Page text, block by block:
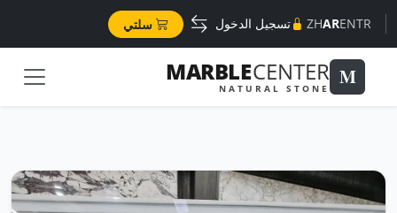
TR
EN
AR
ZH تسجيل الدخول سلتي
M
MARBLECENTER
NATURAL STONE